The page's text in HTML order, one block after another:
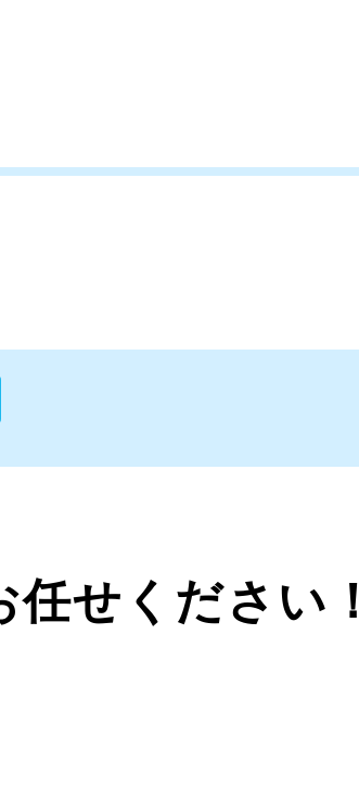
せください！